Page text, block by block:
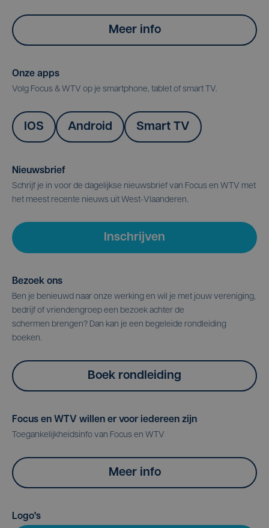
Meer info
Onze apps
Volg Focus & WTV op je smartphone, tablet of smart TV.
IOS Android Smart TV
Nieuwsbrief
Schrijf je in voor de dagelijkse nieuwsbrief van Focus en WTV met
het meest recente nieuws uit West-Vlaanderen.
Inschrijven
Bezoek ons
Ben je benieuwd naar onze werking en wil je met jouw vereniging,
bedrijf of vriendengroep een bezoek achter de
schermen brengen? Dan kan je een begeleide rondleiding
boeken.
Boek rondleiding
Focus en WTV willen er voor iedereen zijn
Toegankelijkheidsinfo van Focus en WTV
Meer info
Logo's